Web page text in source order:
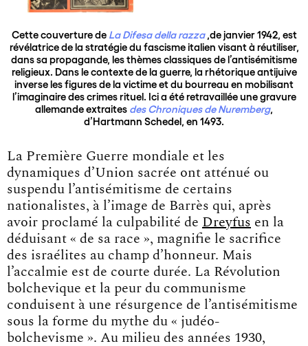
Cette couverture de La Difesa della razza ,de janvier 1942, est
révélatrice de la stratégie du fascisme italien visant à réutiliser,
dans sa propagande, les thèmes classiques de l’antisémitisme
religieux. Dans le contexte de la guerre, la rhétorique antijuive
inverse les figures de la victime et du bourreau en mobilisant
l’imaginaire des crimes rituel. Ici a été retravaillée une gravure
allemande extraites des Chroniques de Nuremberg,
d’Hartmann Schedel, en 1493.
La Première Guerre mondiale et les
dynamiques d’Union sacrée ont atténué ou
suspendu l’antisémitisme de certains
nationalistes, à l’image de Barrès qui, après
avoir proclamé la culpabilité de Dreyfus en la
déduisant « de sa race », magnifie le sacrifice
des israélites au champ d’honneur. Mais
l’accalmie est de courte durée. La Révolution
bolchevique et la peur du communisme
conduisent à une résurgence de l’antisémitisme
sous la forme du mythe du « judéo-
bolchevisme ». Au milieu des années 1930,